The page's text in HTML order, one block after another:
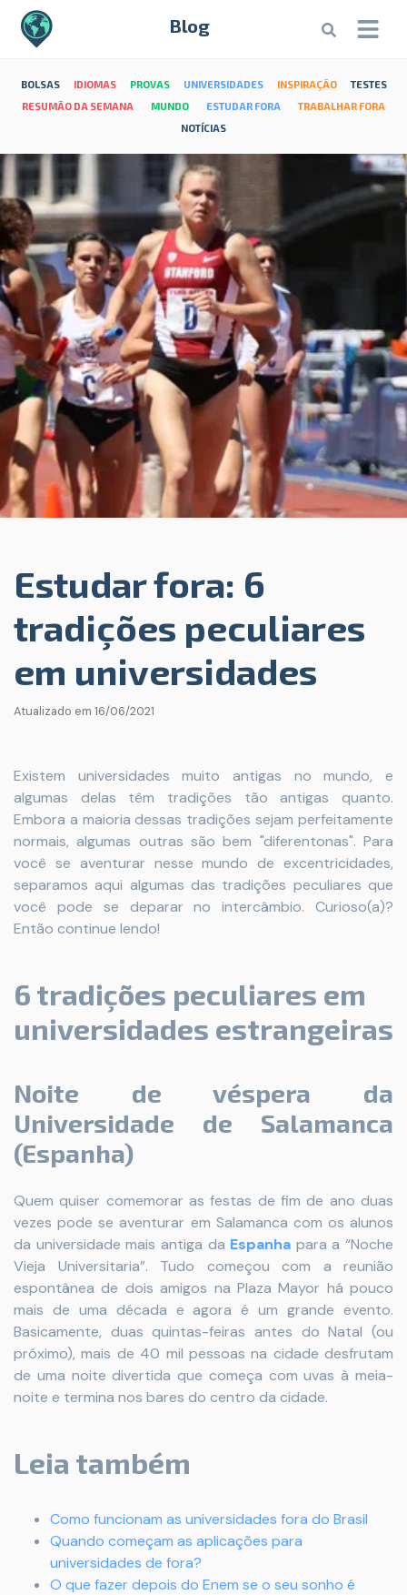
Blog
BOLSAS IDIOMAS PROVAS UNIVERSIDADES INSPIRAÇÃO
TESTES
RESUMÃO DA SEMANA
MUNDO ESTUDAR FORA
TRABALHAR FORA
NOTÍCIAS
Estudar fora: 6
tradições peculiares
em universidades
Atualizado em 16/06/2021
Existem universidades muito antigas no mundo, e
algumas delas têm tradições tão antigas quanto.
Embora a maioria dessas tradições sejam perfeitamente
normais, algumas outras são bem "diferentonas". Para
você se aventurar nesse mundo de excentricidades,
separamos aqui algumas das tradições peculiares que
você pode se deparar no intercâmbio. Curioso(a)?
Então continue lendo!
6 tradições peculiares em
universidades estrangeiras
Noite de véspera da
Universidade de Salamanca
(Espanha)
Quem quiser comemorar as festas de fim de ano duas
vezes pode se aventurar em Salamanca com os alunos
da universidade mais antiga da Espanha para a “Noche
Vieja Universitaria”. Tudo começou com a reunião
espontânea de dois amigos na Plaza Mayor há pouco
mais de uma década e agora é um grande evento.
Basicamente, duas quintas-feiras antes do Natal (ou
próximo), mais de 40 mil pessoas na cidade desfrutam
de uma noite divertida que começa com uvas à meia-
noite e termina nos bares do centro da cidade.
Leia também
Como funcionam as universidades fora do Brasil
Quando começam as aplicações para
universidades de fora?
O que fazer depois do Enem se o seu sonho é